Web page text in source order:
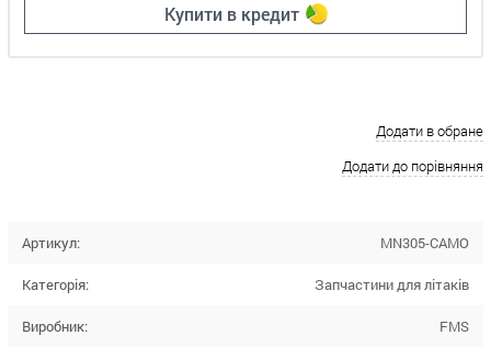
Купити в кредит
Додати в обране
Додати до порівняння
Артикул: MN305-CAMO
Категорія: Запчастини для літаків
Виробник: FMS